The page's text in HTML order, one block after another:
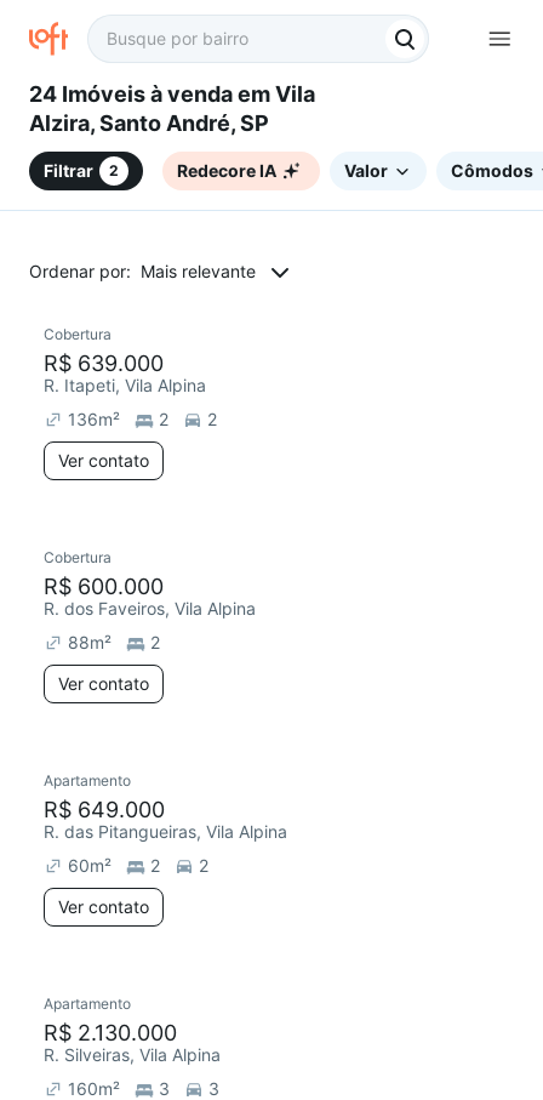
24 Imóveis à venda em Vila
Alzira, Santo André, SP
Filtrar 2 Redecore IA Valor Cômodos
Ordenar por: Mais relevante
Redecorar
Cobertura
R$ 639.000
R. Itapeti, Vila Alpina
136m² 2
2
Ver contato
Cobertura
R$ 600.000
R. dos Faveiros, Vila Alpina
88m²
2
Ver contato
Redecorar
Apartamento
R$ 649.000
R. das Pitangueiras, Vila Alpina
60m² 2
2
Ver contato
Redecorar
Apartamento
R$ 2.130.000
R. Silveiras, Vila Alpina
160m² 3
3